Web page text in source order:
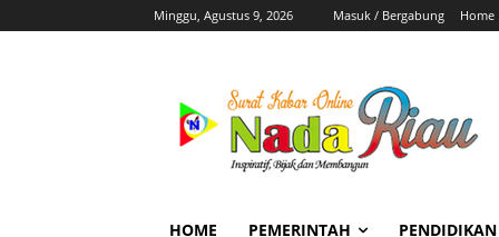
Minggu, Agustus 9, 2026 Masuk / Bergabung Home
HOME PEMERINTAH PENDIDIKAN